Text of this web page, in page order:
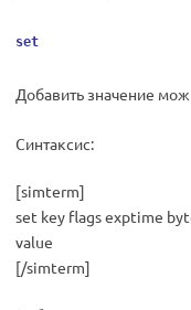
set
Добавить значение
Синтаксис:
[simterm]
set key flags exptime
value
[/simterm]